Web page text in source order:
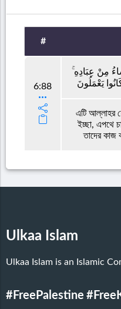
#
6:88
مِنْ عِبَادِهِ
يَعْمَلُونَ
এটি আল্লাহর
ইচ্ছা, এপথে
তাদের কাজ
Ulkaa Islam
Ulkaa Islam is an Islamic
#FreePalestine